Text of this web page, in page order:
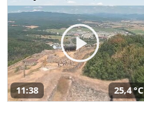
11:38 25,4 °C